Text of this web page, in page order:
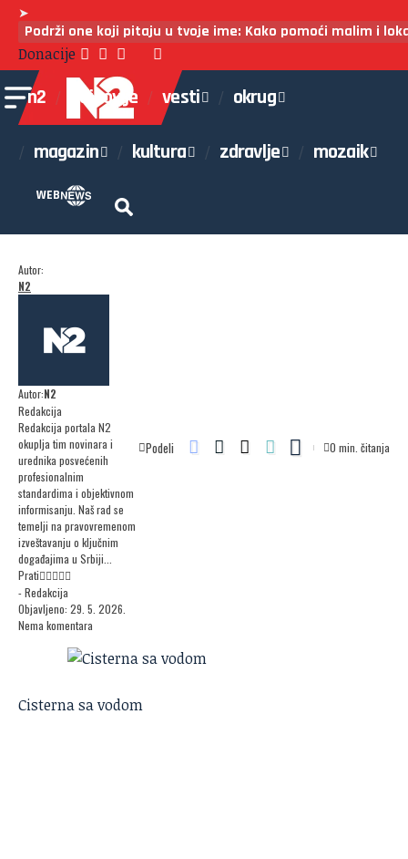
➤
Podrži one koji pitaju u tvoje ime: Kako pomoći malim i
Donacije
n2 najnovije vesti okrug
magazin kultura zdravlje mozaik
WEB
Autor:
N2
Autor:N2
Redakcija
Redakcija portala N2
okuplja tim novinara i
urednika posvećenih
profesionalnim
standardima i objektivnom
informisanju. Naš rad se
temelji na pravovremenom
izveštavanju o ključnim
događajima u Srbiji...
Prati
- Redakcija
Objavljeno: 29. 5. 2026.
Nema komentara
Podeli 0 min. čitanja
Cisterna sa vodom